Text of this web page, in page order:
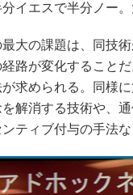
イエスで半分ノー
大の課題は、同技
経路が変化すること
求められる。同様
を解消する技術や、
ティブ付与の手法な